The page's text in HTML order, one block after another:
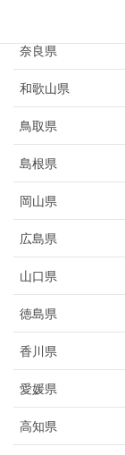
奈良県
和歌山県
鳥取県
島根県
岡山県
広島県
山口県
徳島県
香川県
愛媛県
高知県